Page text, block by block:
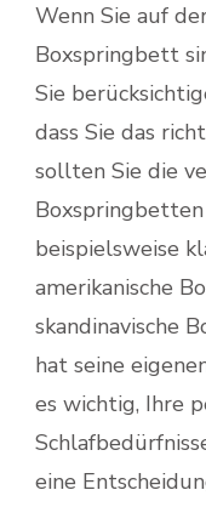
Wenn Sie auf
Boxspringbett
Sie
dass Sie das
sollten Sie die
beispielsweise
amerikanische
skandinavische
hat seine
es wichtig, Ihre
eine